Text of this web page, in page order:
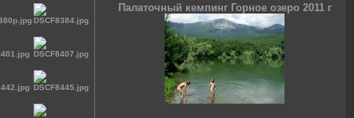
Палаточный кемпинг Горное озеро 2011 г